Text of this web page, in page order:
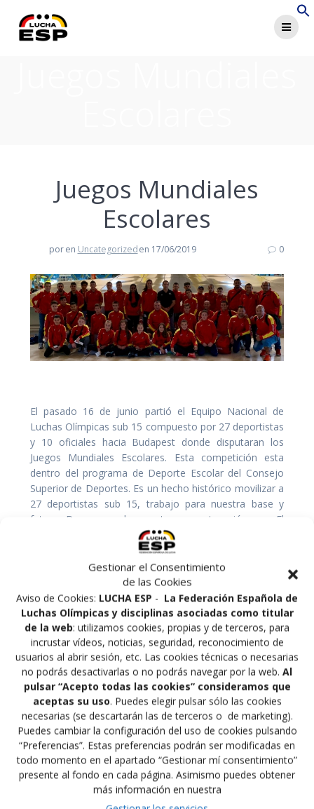
Gestionar el Consentimiento
de las Cookies
Aviso de Cookies: LUCHA ESP - La Federación Española de
Luchas Olímpicas y disciplinas asociadas como titular
de la web: utilizamos cookies, propias y de terceros, para
incrustar vídeos, noticias, seguridad, reconocimiento de
usuarios al abrir sesión, etc. Las cookies técnicas o necesarias
no podrás desactivarlas o no podrás navegar por la web. Al
pulsar “Acepto todas las cookies” consideramos que
aceptas su uso. Puedes elegir pulsar sólo las cookies
necesarias (se descartarán las de terceros o de marketing).
Puedes cambiar la configuración del uso de cookies pulsando
“Preferencias”. Estas preferencias podrán ser modificadas en
todo momento en el apartado “Gestionar mí consentimiento”
presente al fondo en cada página. Asimismo puedes obtener
más información en nuestra
Juegos Mundiales
Escolares
poren Uncategorizeden 17/06/2019 0
El pasado 16 de junio partió el Equipo Nacional de
Luchas Olímpicas sub 15 compuesto por 27 deportistas
y 10 oficiales hacia Budapest donde disputaran los
Juegos Mundiales Escolares. Esta competición esta
dentro del programa de Deporte Escolar del Consejo
Superior de Deportes. Es un hecho histórico movilizar a
27 deportistas sub 15, trabajo para nuestra base y
futuro. Desear mucha suerte a nuestros jóvenes. El
Equipo está compuesto por: Libre Olímpica: Iñigo
Gironés 38 Kg., Bruno Prats 41 Kg., Ismael Pintado 44
Kg., Denis Kodakov 48 Kg., Manuel González 52 Kg.,
Felipe Ferrusola 57 Kg., Oscar Camacho 62 Kg.,
Alejandro Esteche 68 Kg., Pablo Pereira 75 Kg., y Marc
González 85 Kg. Libre Femenina: Virginia López 39 Kg.,
María Gómez 42 Kg., María Cazalla 46 Kg., Elena Torres
50 Kg., Carla Jaume 54 Kg., Natalia Pereda 58 Kg.,
Yasmin Alonso 62 Kg. y Ariha Rahman 66 Kg.
Grecorromana: Pablo Sierra 38 Kg., Diego Monreal 41
Kg., David Díaz 44 Kg., Armando Guerrero 48 Kg.,
Jasmes Castaño 52 Kg., Manuel Gómez 57 Kg., Daniel
Campos 62 Kg., José A. Teso 68 Kg. y Carlos Grediaga,
85 Kg. Como Jefe de Equipo, Miguel A. Sierra, como
árbitro Luis Romero, Entrenadores de Libre Olímpica,
Roberto Cano y Santiago Moreno, Entrenadores de
Libre Femenina, Antonio Jiménez y Francisco Sánchez,
Entrenadores de Grecorromana, José Luís Andújar y